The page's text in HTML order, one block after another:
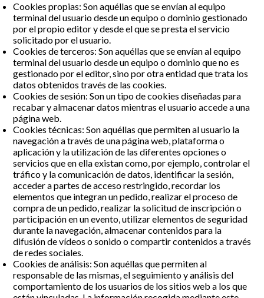
Cookies propias: Son aquéllas que se envían al equipo
terminal del usuario desde un equipo o dominio gestionado
por el propio editor y desde el que se presta el servicio
solicitado por el usuario.
Cookies de terceros: Son aquéllas que se envían al equipo
terminal del usuario desde un equipo o dominio que no es
gestionado por el editor, sino por otra entidad que trata los
datos obtenidos través de las cookies.
Cookies de sesión: Son un tipo de cookies diseñadas para
recabar y almacenar datos mientras el usuario accede a una
página web.
Cookies técnicas: Son aquéllas que permiten al usuario la
navegación a través de una página web, plataforma o
aplicación y la utilización de las diferentes opciones o
servicios que en ella existan como, por ejemplo, controlar el
tráfico y la comunicación de datos, identificar la sesión,
acceder a partes de acceso restringido, recordar los
elementos que integran un pedido, realizar el proceso de
compra de un pedido, realizar la solicitud de inscripción o
participación en un evento, utilizar elementos de seguridad
durante la navegación, almacenar contenidos para la
difusión de vídeos o sonido o compartir contenidos a través
de redes sociales.
Cookies de análisis: Son aquéllas que permiten al
responsable de las mismas, el seguimiento y análisis del
comportamiento de los usuarios de los sitios web a los que